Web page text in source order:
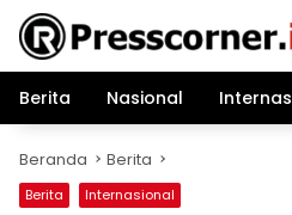
Langsung
konten
Berita
Nasional
Beranda Berita
Berita Internasional